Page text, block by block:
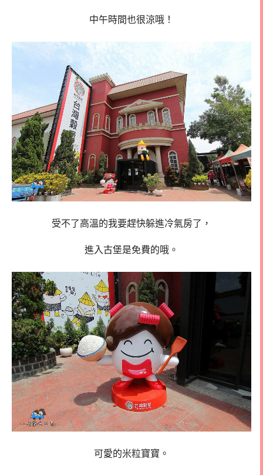
中午時間也很涼哦！
受不了高溫的我要趕快躲進冷氣房了，
進入古堡是免費的哦。
可愛的米粒寶寶。